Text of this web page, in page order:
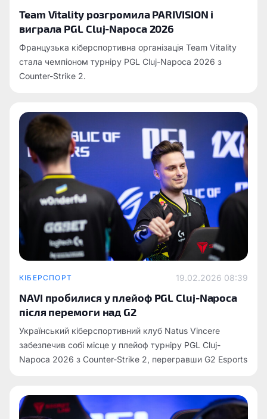
Team Vitality розгромила PARIVISION і
виграла PGL Cluj-Napoca 2026
Французька кіберспортивна організація Team Vitality
стала чемпіоном турніру PGL Cluj-Napoca 2026 з
Counter-Strike 2.
КІБЕРСПОРТ 19.02.2026 08:39
NAVI пробилися у плейоф PGL Cluj-Napoca
після перемоги над G2
Український кіберспортивний клуб Natus Vincere
забезпечив собі місце у плейоф турніру PGL Cluj-
Napoca 2026 з Counter-Strike 2, перегравши G2 Esports